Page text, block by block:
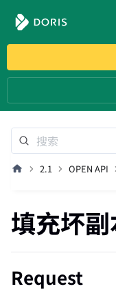
2.1 OPEN API
填充坏
Request